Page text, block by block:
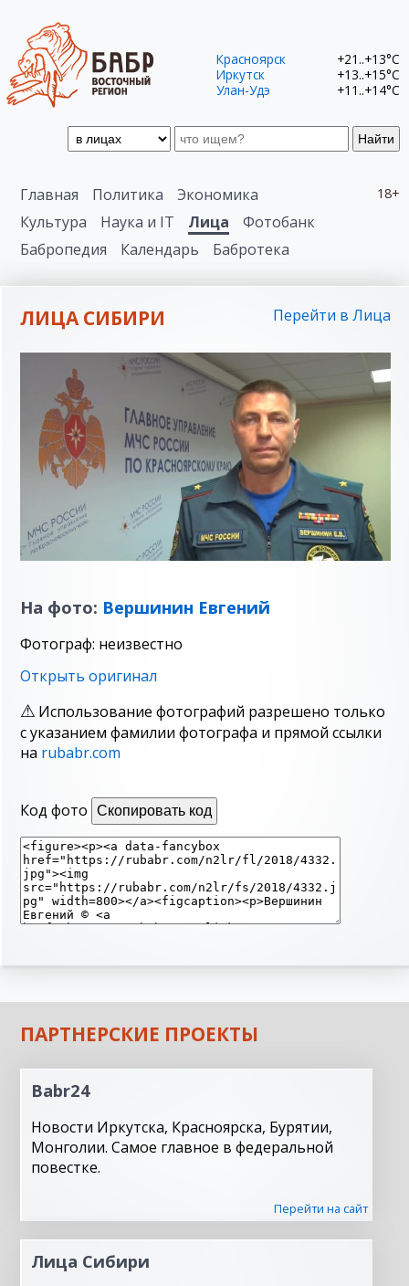
Найти
Красноярск
+21..+13°C
Иркутск
+13..+15°C
Улан-Удэ
+11..+14°C
18+
Главная Политика
Экономика
Культура
Наука и IT Лица
Фотобанк
Бабропедия
Календарь Бабротека
ЛИЦА СИБИРИ Перейти в Лица
На фото: Вершинин Евгений
Фотограф: неизвестно
Открыть оригинал
Использование фотографий разрешено только
с указанием фамилии фотографа и прямой ссылки
на rubabr.com
Код фото Скопировать код
ПАРТНЕРСКИЕ ПРОЕКТЫ
Babr24
Новости Иркутска, Красноярска, Бурятии,
Монголии. Самое главное в федеральной
повестке.
Перейти на сайт
Лица Сибири